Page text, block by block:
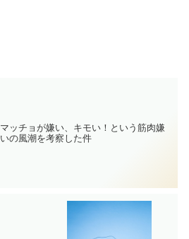
マッチョが嫌い、キモい！という筋肉嫌
いの風潮を考察した件